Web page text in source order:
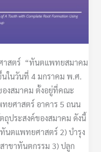
าสตร์ “ทันตแพทยสมาคม
นในวันที่ 4 มกราคม พ.ศ.
องสมาคม ตั้งอยู่ที่คณะ
ยศาสตร์ อาคาร 5 ถนน
ถุประสงค์ของสมาคม ดังนี้
ทันตแพทยศาสตร์ 2) บำรุง
าขาทันตกรรม 3) ปลูก